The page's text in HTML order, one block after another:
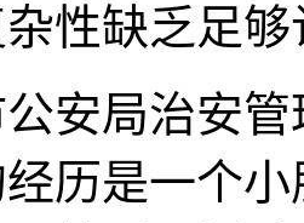
性缺乏足够
局治安管
历是一个